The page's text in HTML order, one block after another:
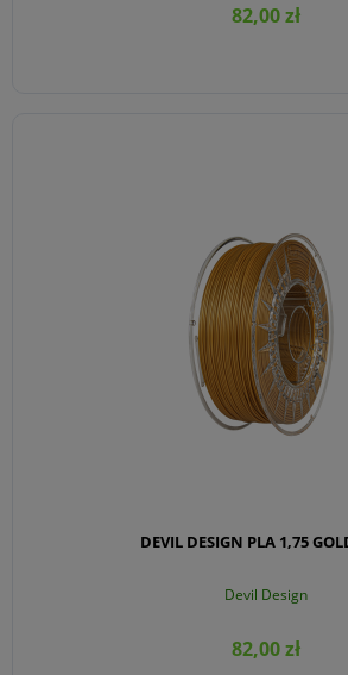
82,00 zł
DEVIL DESIGN PLA 1,75
Devil Design
82,00 zł